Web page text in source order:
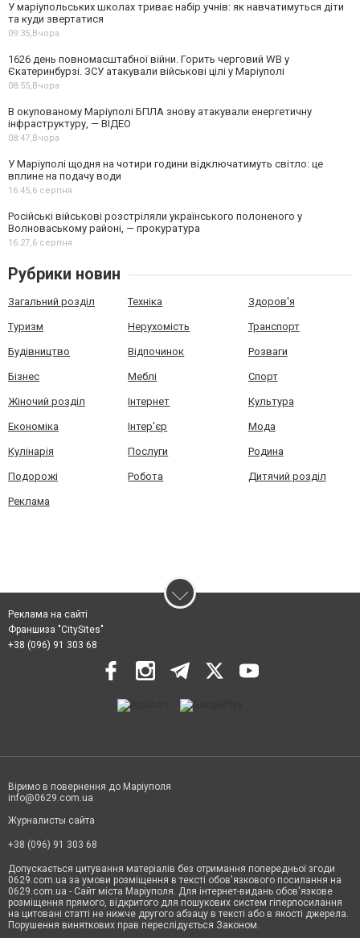
У маріупольських школах триває набір учнів: як навчатимуться діти
та куди звертатися
09:35,Вчора
1626 день повномасштабної війни. Горить черговий WB у
Єкатеринбурзі. ЗСУ атакували військові цілі у Маріуполі
08:55,Вчора
В окупованому Маріуполі БПЛА знову атакували енергетичну
інфраструктуру, — ВІДЕО
08:47,Вчора
У Маріуполі щодня на чотири години відключатимуть світло: це
вплине на подачу води
16:45,6 серпня
Російські військові розстріляли українського полоненого у
Волноваському районі, — прокуратура
16:27,6 серпня
Рубрики новин
Загальний розділ Техніка Здоров'я
Туризм Нерухомість Транспорт
Будівництво Відпочинок Розваги
Бізнес Меблі Спорт
Жіночий розділ Інтернет Культура
Економіка Інтер'єр Мода
Кулінарія Послуги Родина
Подорожі Робота Дитячий розділ
Реклама
Реклама на сайті
Франшиза "CitySites"
+38 (096) 91 303 68
Віримо в повернення до Маріуполя
info@0629.com.ua
Журналисты сайта
+38 (096) 91 303 68
Допускається цитування матеріалів без отримання попередньої згоди
0629.com.ua за умови розміщення в тексті обов'язкового посилання на
0629.com.ua - Сайт міста Маріуполя. Для інтернет-видань обов'язкове
розміщення прямого, відкритого для пошукових систем гіперпосилання
на цитовані статті не нижче другого абзацу в тексті або в якості джерела.
Порушення виняткових прав переслідується Законом.